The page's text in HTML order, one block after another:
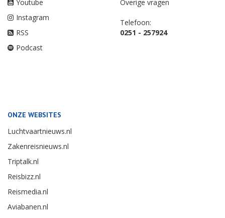
Youtube
Instagram
RSS
Podcast
Overige vragen
Telefoon:
0251 - 257924
ONZE WEBSITES
Luchtvaartnieuws.nl
Zakenreisnieuws.nl
Triptalk.nl
Reisbizz.nl
Reismedia.nl
Aviabanen.nl